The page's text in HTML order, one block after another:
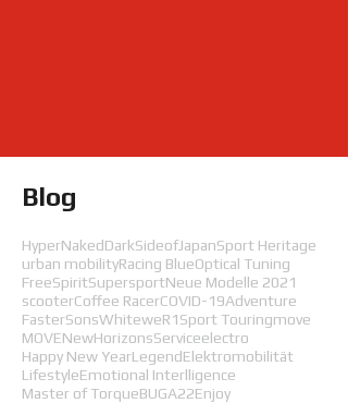
Blog
HyperNakedDarkSideofJapanSport Heritage
urban mobilityRacing BlueOptical Tuning
FreeSpiritSupersportNeue Modelle 2021
scooterCoffee RacerCOVID-19Adventure
FasterSonsWhiteweR1Sport Touringmove
MOVENewHorizonsServiceelectro
Happy New YearLegendElektromobilität
LifestyleEmotional Interlligence
Master of TorqueBUGA22Enjoy